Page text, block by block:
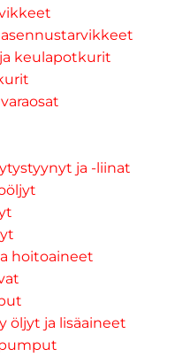
keulapotkurit
ja -liinat
hoitoaineet
öljyt ja lisäaineet